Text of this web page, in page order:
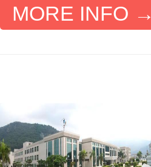
MORE INFO →